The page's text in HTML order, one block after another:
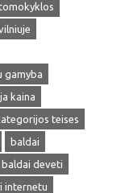
gamyba
kaina
teises
baldai
baldai deveti
internetu